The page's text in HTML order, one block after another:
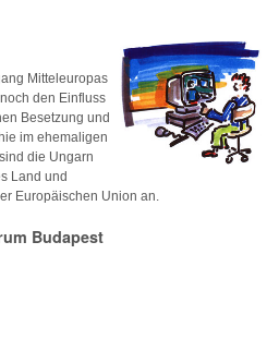
Mitteleuropas
den Einfluss
Besetzung und
im ehemaligen
die Ungarn
Land und
Europäischen Union an.
Budapest